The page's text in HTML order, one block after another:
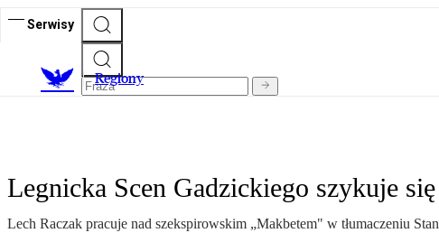
Serwisy
Regiony
Legnicka Scen Gadzickiego szykuje
Lech Raczak pracuje nad szekspirowskim „Makbetem" w tłumaczeniu